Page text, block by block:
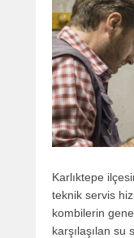
Karlıktepe
teknik servis
kombilerin
karşılaşılan su